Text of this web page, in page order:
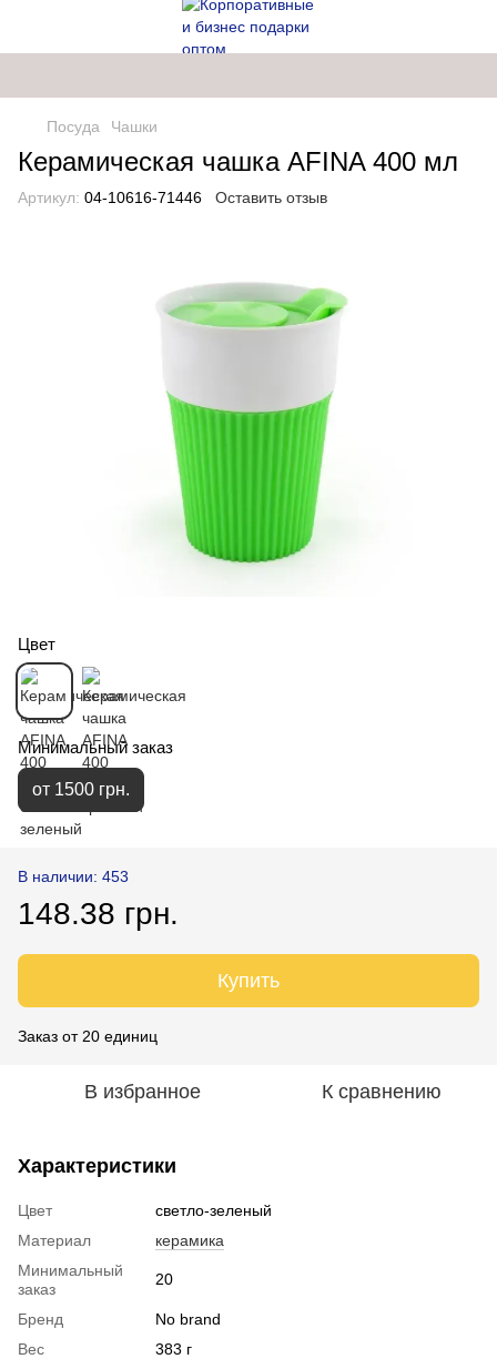
Посуда Чашки
Керамическая чашка AFINA 400 мл
Артикул: 04-10616-71446 Оставить отзыв
Цвет
Минимальный заказ
от 1500 грн.
В наличии: 453
148.38 грн.
Купить
Заказ от 20 единиц
В избранное К сравнению
Характеристики
Цвет
светло-зеленый
Материал
керамика
Минимальный
заказ
20
Бренд
No brand
Вес
383 г